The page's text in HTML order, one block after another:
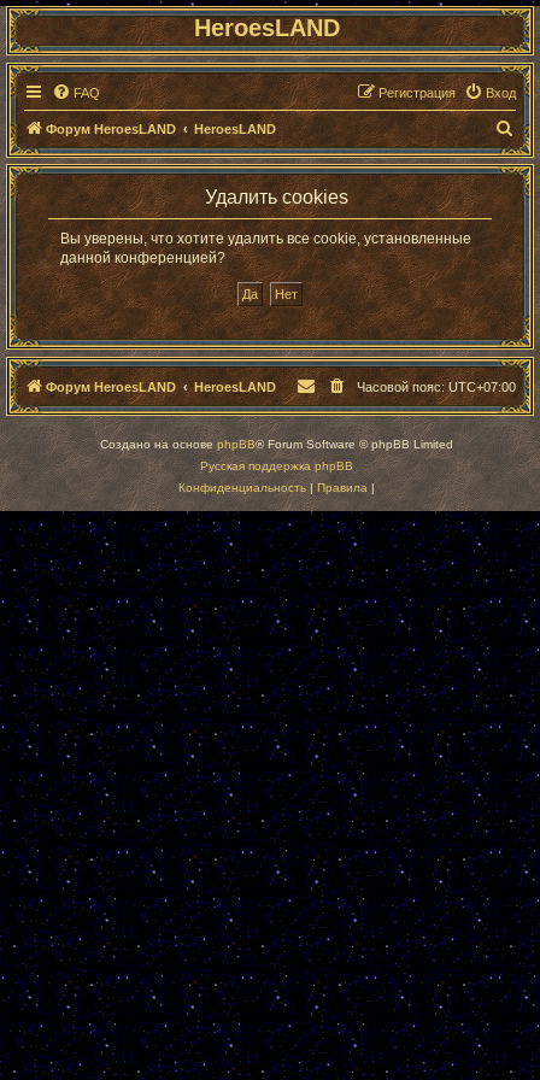
HeroesLAND
FAQ Вход
Регистрация
Форум HeroesLAND HeroesLAND
П
о
и
к
Удалить cookies
Вы уверены, что хотите удалить все cookie, установленные
данной конференцией?
Форум HeroesLAND HeroesLAND Часовой пояс:UTC+07:00
Создано на основе phpBB® Forum Software © phpBB Limited
Русская поддержка phpBB
Конфиденциальность| Правила |